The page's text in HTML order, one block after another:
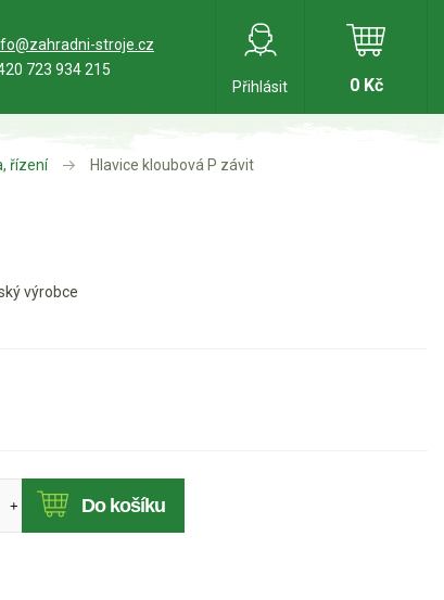
stroje.cz
723 934 215
Přihlásit
0 Kč
řízení Hlavice kloubová P závit
výrobce
+ Do košíku